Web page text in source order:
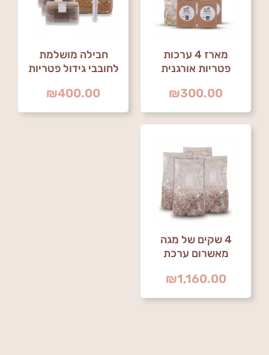
מארז 4 ערכות
פטריות אורגנית
₪300.00
חבילה מושלמת
לחובבי גידול פטריות
₪400.00
4 שקים של מגה
מאשרום ערכת
לגידול ביתי₪1,160.00